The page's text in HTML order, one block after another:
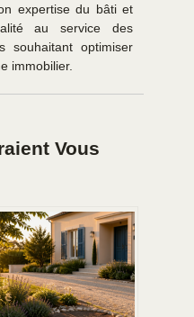
expertise du bâti et
au service des
souhaitant optimiser
immobilier.
Vous